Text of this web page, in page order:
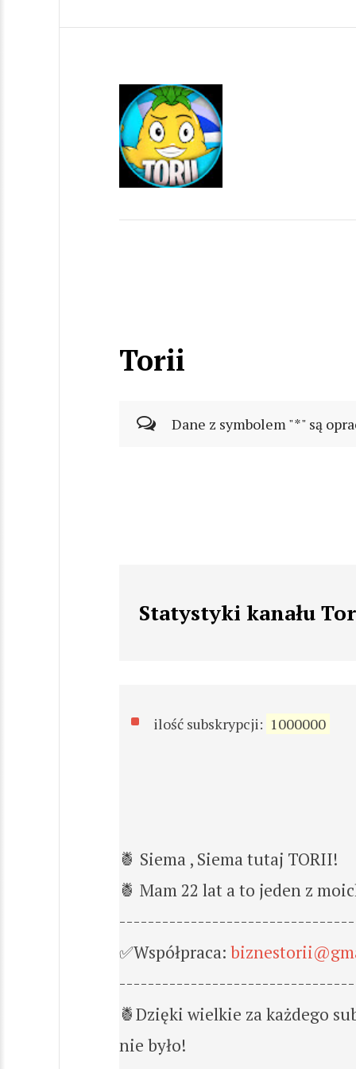
Torii
Dane z symbolem "*" są
Statystyki kanału
ilość subskrypcji: 1000000
🍍 Siema , Siema tutaj TORII!
🍍 Mam 22 lat a to jeden z
✅Współpraca:
🍍Dzięki wielkie za każdego
nie było!